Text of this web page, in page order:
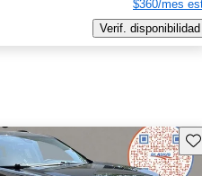
$360/mes
Verif. disponibilidad